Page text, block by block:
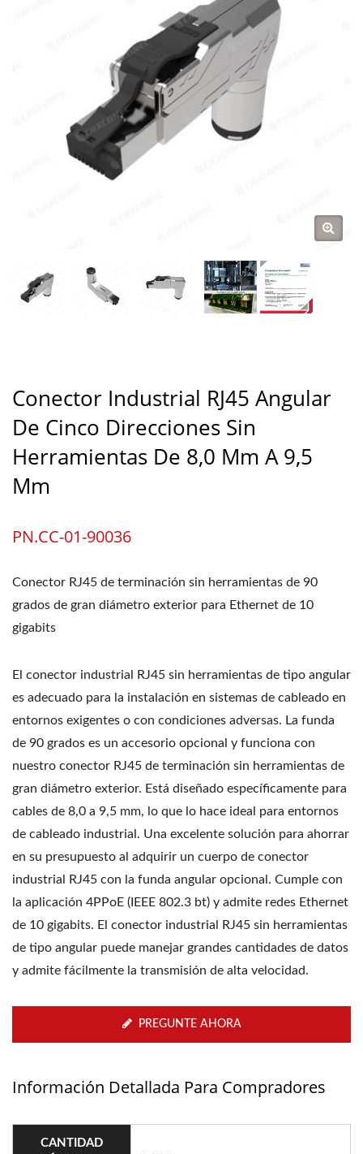
Conector Industrial RJ45 Angular
De Cinco Direcciones Sin
Herramientas De 8,0 Mm A 9,5
Mm
PN.CC-01-90036
Conector RJ45 de terminación sin herramientas de 90
grados de gran diámetro exterior para Ethernet de 10
gigabits
El conector industrial RJ45 sin herramientas de tipo angular
es adecuado para la instalación en sistemas de cableado en
entornos exigentes o con condiciones adversas. La funda
de 90 grados es un accesorio opcional y funciona con
nuestro conector RJ45 de terminación sin herramientas de
gran diámetro exterior. Está diseñado específicamente para
cables de 8,0 a 9,5 mm, lo que lo hace ideal para entornos
de cableado industrial. Una excelente solución para ahorrar
en su presupuesto al adquirir un cuerpo de conector
industrial RJ45 con la funda angular opcional. Cumple con
la aplicación 4PPoE (IEEE 802.3 bt) y admite redes Ethernet
de 10 gigabits. El conector industrial RJ45 sin herramientas
de tipo angular puede manejar grandes cantidades de datos
y admite fácilmente la transmisión de alta velocidad.
PREGUNTE AHORA
Información Detallada Para Compradores
CANTIDAD